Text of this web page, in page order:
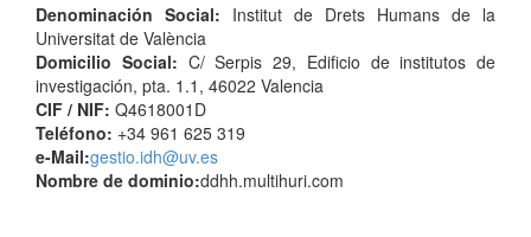
Denominación Social: Institut de Drets Humans de la
Universitat de València
Domicilio Social: C/ Serpis 29, Edificio de institutos de
investigación, pta. 1.1, 46022 Valencia
CIF / NIF: Q4618001D
Teléfono: +34 961 625 319
e-Mail:gestio.idh@uv.es
Nombre de dominio:ddhh.multihuri.com